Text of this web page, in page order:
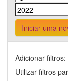
Iniciar uma
Adicionar filtros:
Utilizar filtros